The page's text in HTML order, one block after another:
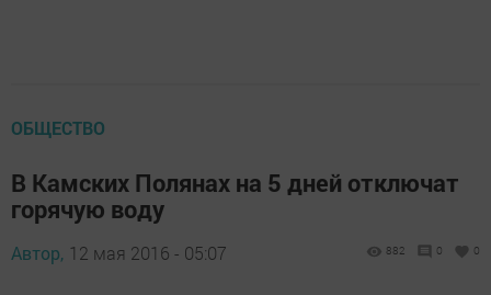
ОБЩЕСТВО
В Камских Полянах на 5 дней отключат
горячую воду
Автор, 12 мая 2016 - 05:07 882 0 0